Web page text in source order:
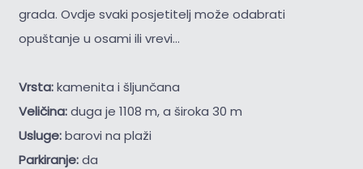
grada. Ovdje svaki posjetitelj može odabrati
opuštanje u osami ili vrevi...
Vrsta:kamenita i šljunčana
Veličina:duga je 1108 m, a široka 30 m
Usluge:barovi na plaži
Parkiranje:da